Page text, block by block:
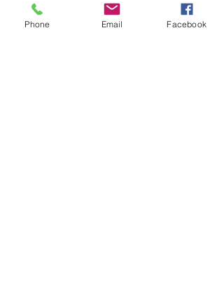
Phone Email Facebook